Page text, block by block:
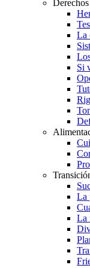
La
Si
La
La